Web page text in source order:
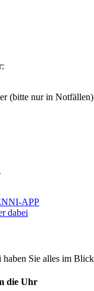
(bitte nur in
APP
dabei
Sie alles im
die Uhr